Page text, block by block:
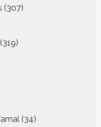
307
producten
319
319
producten
34
producten